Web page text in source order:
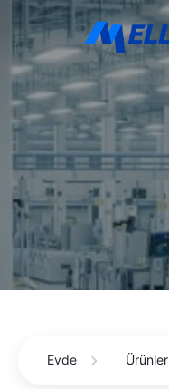
Evde Ürünler